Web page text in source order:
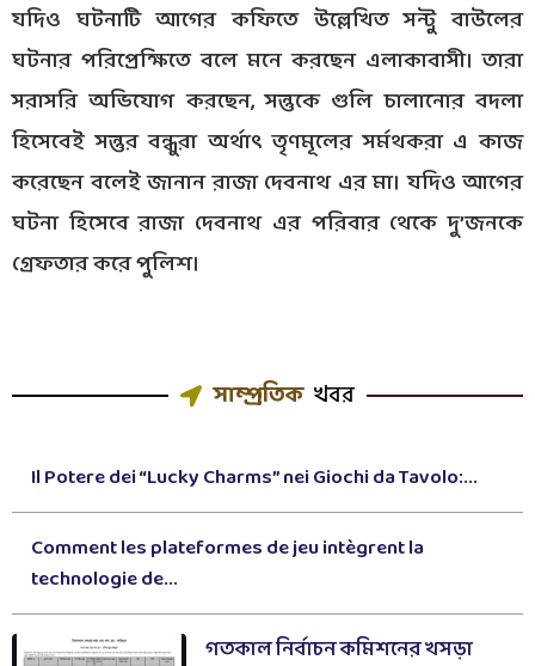
যদিও ঘটনাটি আগের কফিতে উল্লেখিত সন্টু বাউলের
ঘটনার পরিপ্রেক্ষিতে বলে মনে করছেন এলাকাবাসী। তারা
সরাসরি অভিযোগ করছেন, সন্তুকে গুলি চালানোর বদলা
হিসেবেই সন্তুর বন্ধুরা অর্থাৎ তৃণমূলের সর্মথকরা এ কাজ
করেছেন বলেই জানান রাজা দেবনাথ এর মা। যদিও আগের
ঘটনা হিসেবে রাজা দেবনাথ এর পরিবার থেকে দু’জনকে
গ্রেফতার করে পুলিশ।
সাম্প্রতিক খবর
Il Potere dei “Lucky Charms” nei Giochi da Tavolo:...
Comment les plateformes de jeu intègrent la
technologie de...
গতকাল নির্বাচন কমিশনের খসড়া